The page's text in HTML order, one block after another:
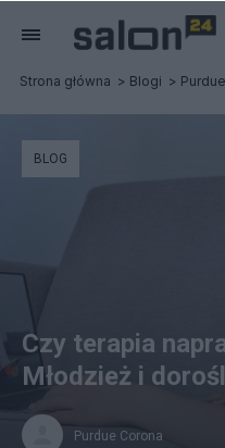
Strona główna Blogi
BLOG
Czy terapia
Młodzież i
Purdue Corona